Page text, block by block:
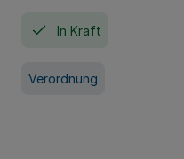
In Kraft
Verordnung